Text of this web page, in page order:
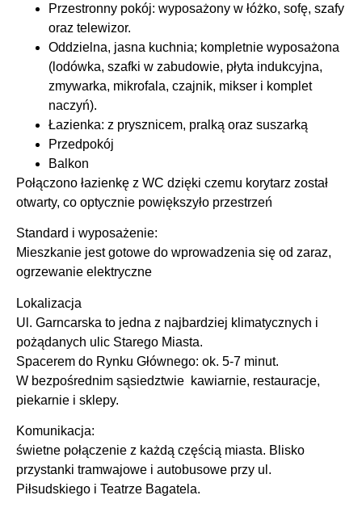
Przestronny pokój: wyposażony w łóżko, sofę, szafy
oraz telewizor.
Oddzielna, jasna kuchnia; kompletnie wyposażona
(lodówka, szafki w zabudowie, płyta indukcyjna,
zmywarka, mikrofala, czajnik, mikser i komplet
naczyń).
Łazienka: z prysznicem, pralką oraz suszarką
Przedpokój
Balkon
Połączono łazienkę z WC dzięki czemu korytarz został
otwarty, co optycznie powiększyło przestrzeń
Standard i wyposażenie:
Mieszkanie jest gotowe do wprowadzenia się od zaraz,
ogrzewanie elektryczne
Lokalizacja
Ul. Garncarska to jedna z najbardziej klimatycznych i
pożądanych ulic Starego Miasta.
Spacerem do Rynku Głównego: ok. 5-7 minut.
W bezpośrednim sąsiedztwie kawiarnie, restauracje,
piekarnie i sklepy.
Komunikacja:
świetne połączenie z każdą częścią miasta. Blisko
przystanki tramwajowe i autobusowe przy ul.
Piłsudskiego i Teatrze Bagatela.